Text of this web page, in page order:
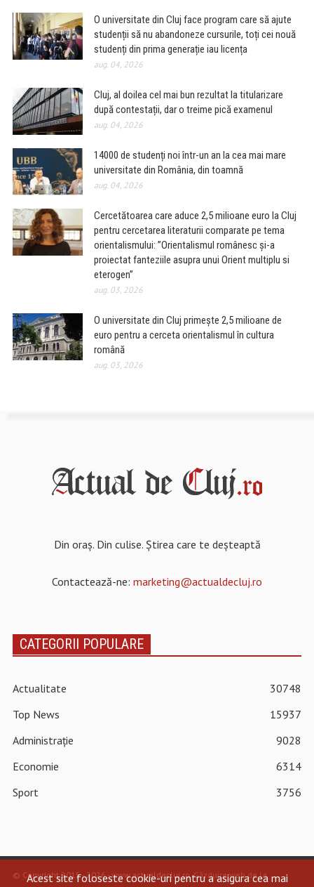
O universitate din Cluj face program care să ajute
studenții să nu abandoneze cursurile, toți cei nouă
studenți din prima generație iau licența
aug. 04, 2026
Cluj, al doilea cel mai bun rezultat la titularizare
după contestații, dar o treime pică examenul
aug. 04, 2026
14000 de studenți noi într-un an la cea mai mare
universitate din România, din toamnă
aug. 04, 2026
Cercetătoarea care aduce 2,5 milioane euro la Cluj
pentru cercetarea literaturii comparate pe tema
orientalismului: ”Orientalismul românesc și-a
proiectat fanteziile asupra unui Orient multiplu si
eterogen”
aug. 03, 2026
O universitate din Cluj primește 2,5 milioane de
euro pentru a cerceta orientalismul în cultura
română
aug. 03, 2026
Din oraș. Din culise. Știrea care te deșteaptă
Contactează-ne: marketing@actualdecluj.ro
CATEGORII POPULARE
Actualitate
30748
Top News
15937
Administrație
9028
Economie
6314
Sport
3756
© Copyright 2015 - 2026 - www.actualdecluj.ro.Găzduire web de la
Acest site foloseste cookie-uri pentru a asigura cea mai